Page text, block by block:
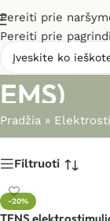
Pereiti prie
Pereiti prie
EMS)
Pradžia »
Filtruoti
-20%